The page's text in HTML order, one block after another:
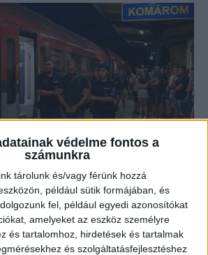
védelme fontos a
számunkra
tárolunk és/vagy férünk hozzá
például sütik formájában, és
fel, például egyedi azonosítókat
amelyeket az eszköz személyre
és tartalomhoz, hirdetések és tartalmak
és szolgáltatásfejlesztéshez
Bécs felé tartó
Ököllel verte a
és Komáromnál
hogy megöli